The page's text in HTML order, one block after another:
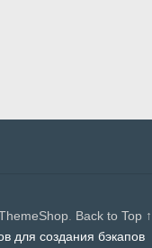
Back to Top ↑
для создания бэкапов